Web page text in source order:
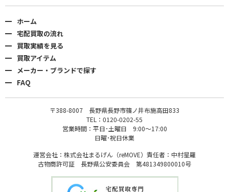
ホーム
宅配買取の流れ
買取実績を見る
買取アイテム
メーカー・ブランドで探す
FAQ
〒388-8007 長野県長野市篠ノ井布施高田833
TEL：0120-0202-55
営業時間：平日･土曜日 9:00〜17:00
日曜･祝日休業
運営会社：株式会社まるげん（reMOVE）責任者：中村星羅
古物商許可証 長野県公安委員会 第481349800010号